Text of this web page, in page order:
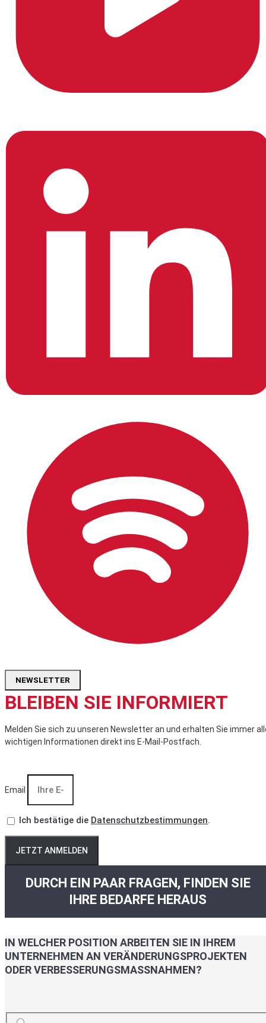
NEWSLETTER
BLEIBEN SIE INFORMIERT
Melden Sie sich zu unseren Newsletter an und erhalten Sie immer
wichtigen Informationen direkt ins E-Mail-Postfach.
Email
Ich bestätige die Datenschutzbestimmungen.
JETZT ANMELDEN
DURCH EIN PAAR FRAGEN, FINDEN SIE
IHRE BEDARFE HERAUS
IN WELCHER POSITION ARBEITEN SIE IN IHREM
UNTERNEHMEN AN VERÄNDERUNGSPROJEKTEN
ODER VERBESSERUNGSMASSNAHMEN?